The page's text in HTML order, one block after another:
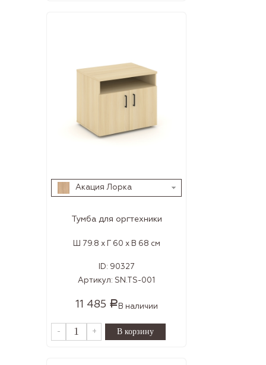
Акация Лорка
Тумба для оргтехники
Ш 79.8 x Г 60 x В 68 см
ID: 90327
Артикул: SN.TS-001
11 485 Р В наличии
- +